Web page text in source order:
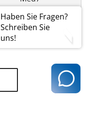
Haben Sie Fragen?
Schreiben Sie
uns!